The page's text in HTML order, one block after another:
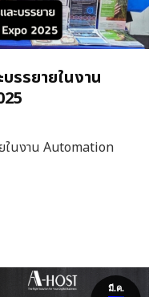
รรยายในงาน
ในงาน Automation
มี.ค.